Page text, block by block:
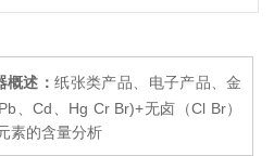
概述：纸张类产品、电子产品、金
、Cd、Hg Cr Br)+无卤（Cl Br）
素的含量分析